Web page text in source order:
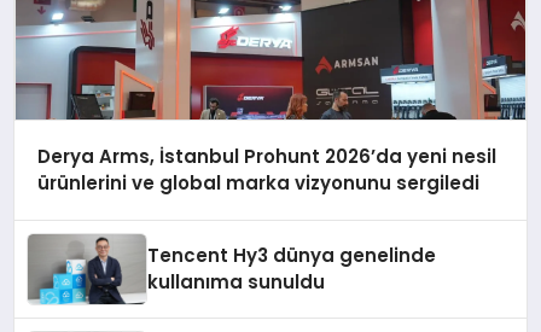
Derya Arms, İstanbul Prohunt 2026’da yeni nesil
ürünlerini ve global marka vizyonunu sergiledi
Tencent Hy3 dünya genelinde
kullanıma sunuldu